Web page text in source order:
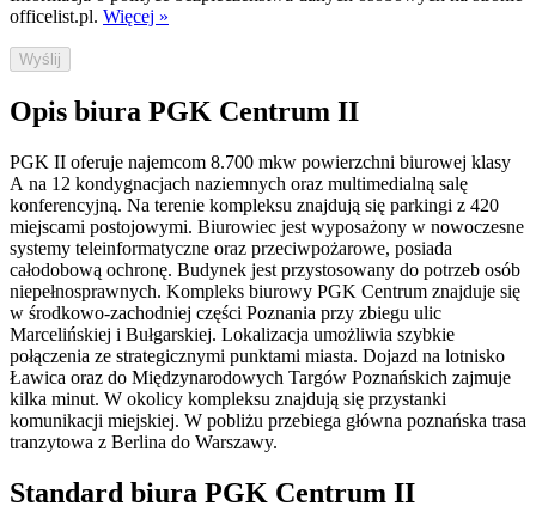
officelist.pl. Więcej »
Wyślij
Opis biura PGK Centrum II
PGK II oferuje najemcom 8.700 mkw powierzchni biurowej klasy
A na 12 kondygnacjach naziemnych oraz multimedialną salę
konferencyjną. Na terenie kompleksu znajdują się parkingi z 420
miejscami postojowymi. Biurowiec jest wyposażony w nowoczesne
systemy teleinformatyczne oraz przeciwpożarowe, posiada
całodobową ochronę. Budynek jest przystosowany do potrzeb osób
niepełnosprawnych. Kompleks biurowy PGK Centrum znajduje się
w środkowo-zachodniej części Poznania przy zbiegu ulic
Marcelińskiej i Bułgarskiej. Lokalizacja umożliwia szybkie
połączenia ze strategicznymi punktami miasta. Dojazd na lotnisko
Ławica oraz do Międzynarodowych Targów Poznańskich zajmuje
kilka minut. W okolicy kompleksu znajdują się przystanki
komunikacji miejskiej. W pobliżu przebiega główna poznańska trasa
tranzytowa z Berlina do Warszawy.
Standard biura PGK Centrum II